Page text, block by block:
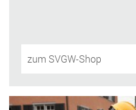
zum SVGW-Shop